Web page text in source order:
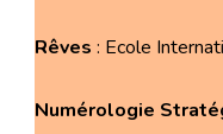
Rêves : Ecole
Numérologie